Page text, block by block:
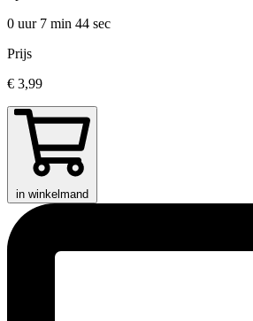
0 uur 7 min 44 sec
Prijs
€ 3,99
in winkelmand